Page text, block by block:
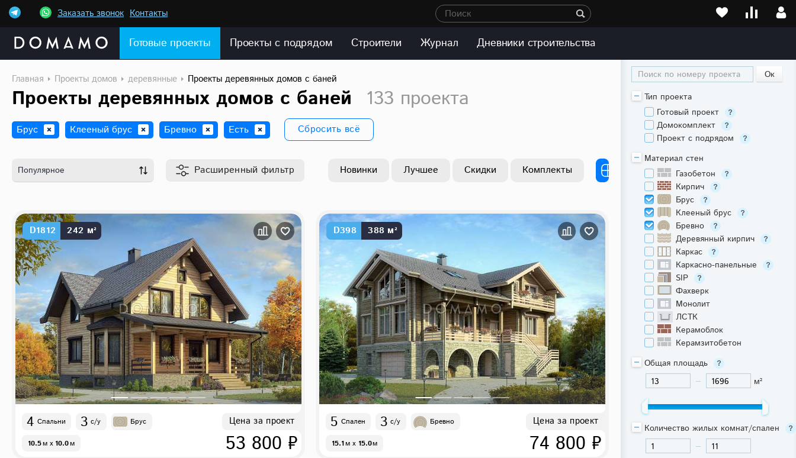
Заказать звонок Контакты Поиск
Готовые проекты Проекты с подрядом Строители Журнал Дневники строительства
Главная Проекты домов деревянные Проекты деревянных домов с баней
Проекты деревянных домов с баней 133 проекта
Брус Клееный брус Бревно Есть Сбросить всё
Популярное Расширенный фильтр Новинки Лучшее Скидки Комплекты
D1812 242 м²
4 Спальни 3 с/у Брус
10.5м x 10.0м
Цена за проект
53 800 ₽
D398 388 м²
5 Спален 3 с/у Бревно
15.1м x 15.0м
Цена за проект
74 800 ₽
Поиск по номеру проекта
Тип проекта
Готовый проект
Домокомплект
Проект с подрядом
Материал стен
Газобетон
Кирпич
Брус
Клееный брус
Бревно
Деревянный кирпич
Каркас
Каркасно-панельные
SIP
Фахверк
Монолит
ЛСТК
Керамоблок
Керамзитобетон
Общая площадь
м²
Количество жилых комнат/спален